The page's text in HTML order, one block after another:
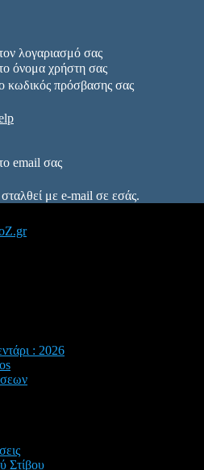
λογαριασμό σας
όνομα χρήστη σας
κωδικός πρόσβασης σας
email σας
με e-mail σε εσάς.
: 2026
Στίβου